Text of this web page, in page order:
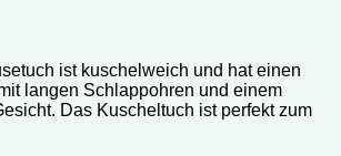
ist kuschelweich und hat einen
langen Schlappohren und einem
Das Kuscheltuch ist perfekt zum